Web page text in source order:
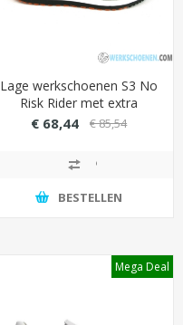
Lage werkschoenen S3 No
Risk Rider met extra
neusbescherming
€ 68,44 € 85,54
BESTELLEN
Mega Deal